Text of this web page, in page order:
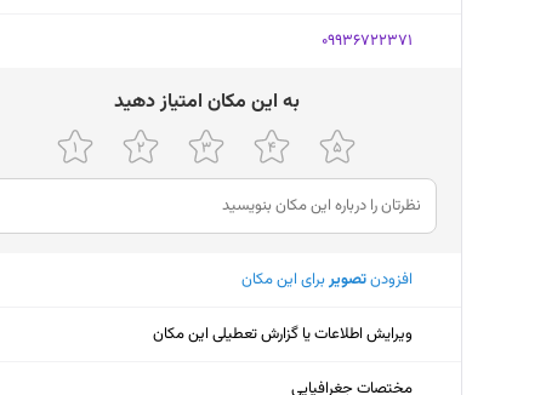
دوشنبه (امروز)
۱۲:۱۵ تا ۲ بامداد
پنجشنبه
۱۲:۱۵ تا ۲ بامداد
جمعه
۱۲:۱۵ تا ۲ بامداد
شنبه
یکشنبه
‎09936722371
ﺑﻪ اﯾﻦ ﻣﮑﺎن اﻣﺘﯿﺎز دﻫﯿﺪ
افزودنتصویربرای این مکان
ویرایش اطلاعات یا گزارش تعطیلی این مکان
مختصات جغرافیایی